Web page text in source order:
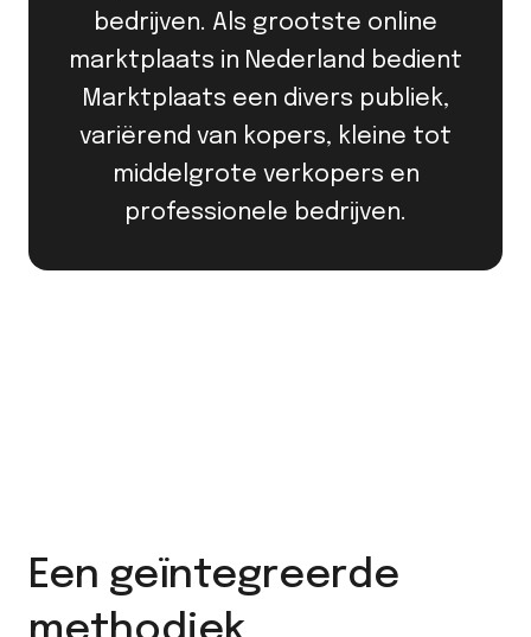
bedrijven. Als grootste online
marktplaats in Nederland bedient
Marktplaats een divers publiek,
variërend van kopers, kleine tot
middelgrote verkopers en
professionele bedrijven.
Een geïntegreerde